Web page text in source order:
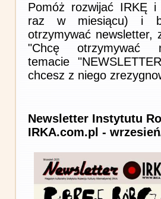
Pomóż rozwijać IRKĘ i
raz w miesiącu) i
otrzymywać newsletter,
"Chcę
temacie
chcesz z niego
Newsletter Instytutu
IRKA.com.pl -